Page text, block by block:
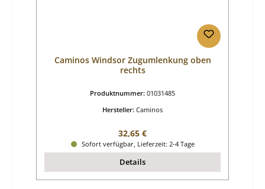
Caminos Windsor Zugumlenkung oben
rechts
Produktnummer: 01031485
Hersteller: Caminos
Regulärer Preis:
32,65 €
Sofort verfügbar, Lieferzeit: 2-4 Tage
Details